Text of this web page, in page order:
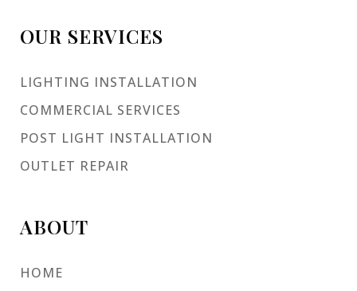
OUR SERVICES
LIGHTING INSTALLATION
COMMERCIAL SERVICES
POST LIGHT INSTALLATION
OUTLET REPAIR
ABOUT
HOME